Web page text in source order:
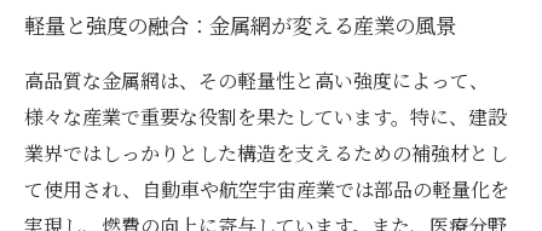
軽量と強度の融合：金属網が変える産業の風景
高品質な金属網は、その軽量性と高い強度によって、
様々な産業で重要な役割を果たしています。特に、建設
業界ではしっかりとした構造を支えるための補強材とし
て使用され、自動車や航空宇宙産業では部品の軽量化を